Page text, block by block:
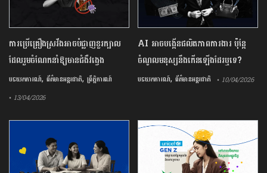
ការ​ប្រើគ្រឿង​ស្រវឹង​អាចបំផ្លាញ​ខួរក្បាល
ដែល​រួមចំណែក​នាំឱ្យ​មាន​ជំងឺ​វង្វេង
បទយកការណ៍, ព័ត៌មានអន្តរជាតិ,ព្រឹត្តិការណ៍
• 13/04/2026
AI អាចបង្កើនផលិតភាពការងារ ប៉ុន្តែ
ចំណូលមនុស្សនឹងកើនឡើងដែរឬទេ?
បទយកការណ៍, ព័ត៌មានអន្តរជាតិ • 10/04/2026